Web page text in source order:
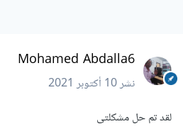
Mohamed Abdalla6
نشر10 أكتوبر 2021
لقد تم حل مشكلتى